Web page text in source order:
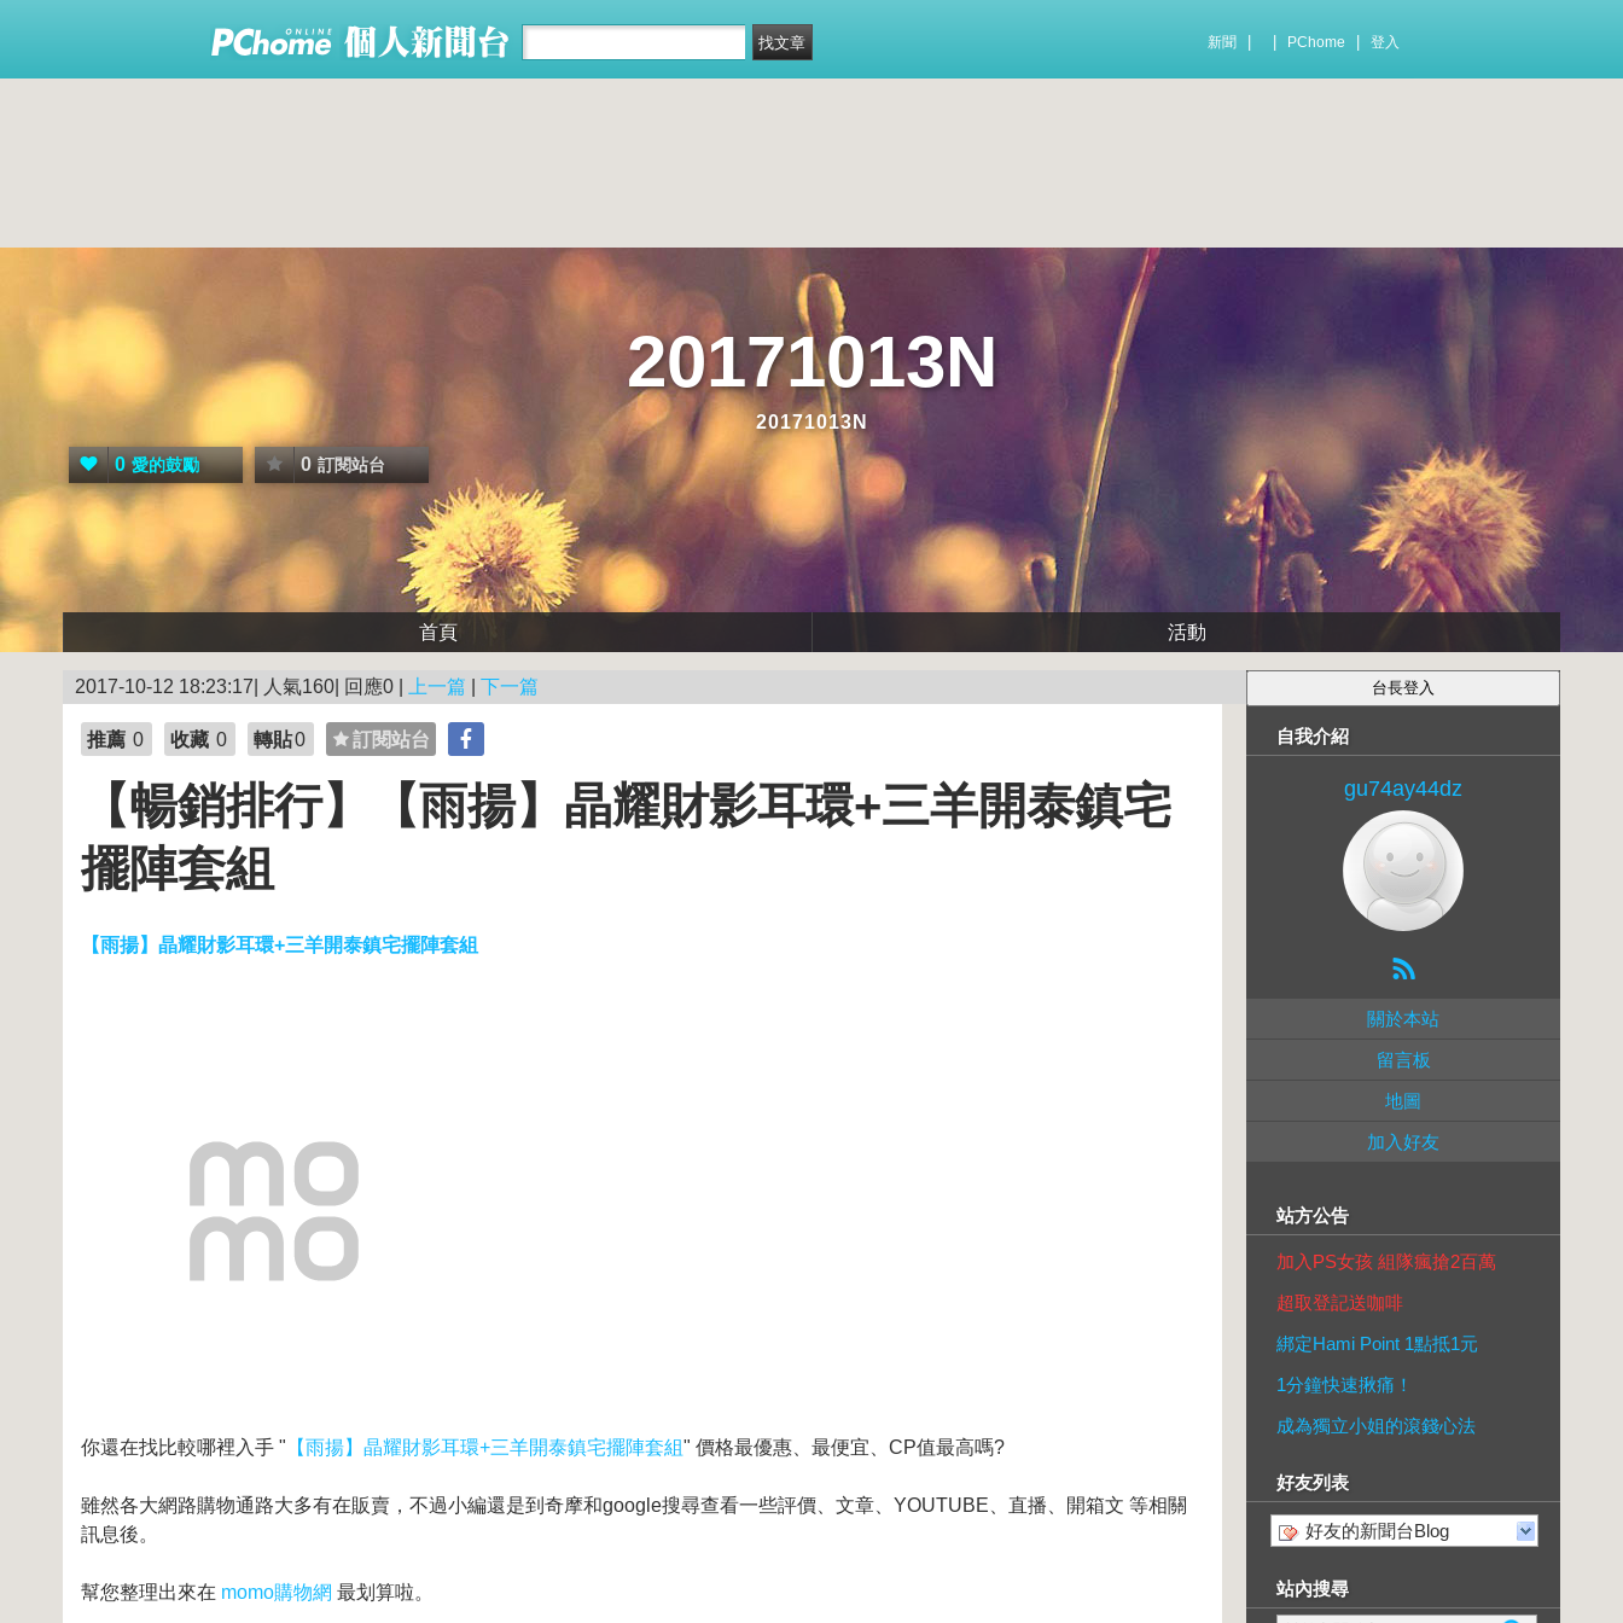
新聞 PChome 登入
20171013N
20171013N
0 愛的鼓勵 0 訂閱站台
首頁 活動
2017-10-12 18:23:17| 人氣160| 回應0 | 上一篇 下一篇
推薦 0 收藏 0 轉貼0 訂閱站台
【暢銷排行】【雨揚】晶耀財影耳環+三羊開泰鎮宅
擺陣套組
【雨揚】晶耀財影耳環+三羊開泰鎮宅擺陣套組
你還在找比較哪裡入手 " 【雨揚】晶耀財影耳環+三羊開泰鎮宅擺陣套組" 價格最優惠、最便宜、CP值最高嗎?
雖然各大網路購物通路大多有在販賣，不過小編還是到奇摩和google搜尋查看一些評價、文章、YOUTUBE、直播、開箱文 等相關
訊息後。
幫您整理出來在 momo購物網 最划算啦。
自我介紹
gu74ay44dz
關於本站
留言板
地圖
加入好友
站方公告
加入PS女孩 組隊瘋搶2百萬
超取登記送咖啡
綁定Hami Point 1點抵1元
1分鐘快速揪痛！
成為獨立小姐的滾錢心法
好友列表
好友的新聞台Blog
站內搜尋